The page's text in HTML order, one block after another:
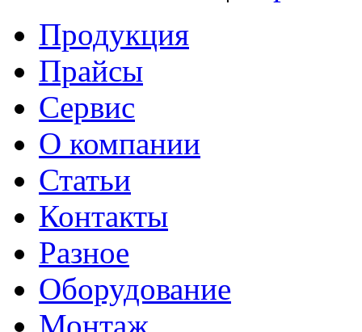
Продукция
Прайсы
Сервис
О компании
Статьи
Контакты
Разное
Оборудование